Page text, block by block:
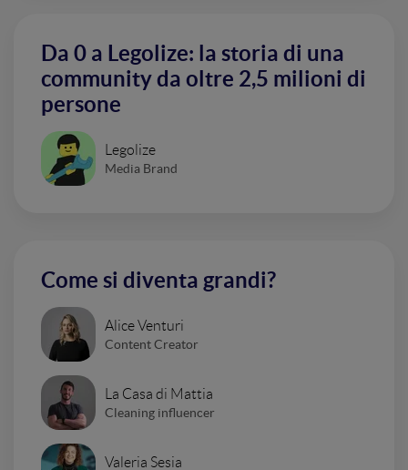
Da 0 a Legolize: la storia di una
community da oltre 2,5 milioni di
persone
Legolize
Media Brand
Come si diventa grandi?
Alice Venturi
Content Creator
La Casa di Mattia
Cleaning influencer
Valeria Sesia